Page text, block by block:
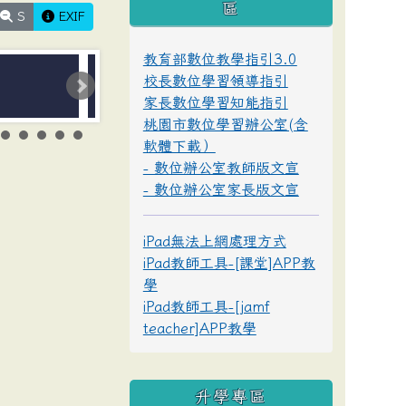
S EXIF
區
教育部數位教學指引3.0
校長數位學習領導指引
家長數位學習知能指引
桃園市數位學習辦公室(含
軟體下載）
- 數位辦公室教師版文宣
- 數位辦公室家長版文宣
iPad無法上網處理方式
iPad教師工具-[課堂]APP教
學
iPad教師工具-[jamf
teacher]APP教學
升學專區